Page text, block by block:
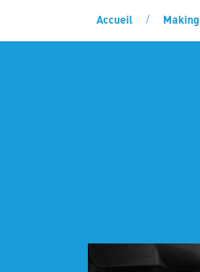
Accueil